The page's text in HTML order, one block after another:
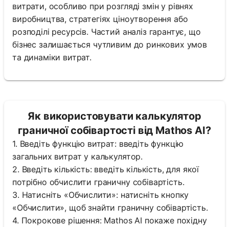
витрати, особливо при розгляді змін у рівнях
виробництва, стратегіях ціноутворення або
розподілі ресурсів. Частий аналіз гарантує, що
бізнес залишається чутливим до ринкових умов
та динаміки витрат.
Як використовувати калькулятор
граничної собівартості від Mathos AI?
1. Введіть функцію витрат: введіть функцію
загальних витрат у калькулятор.
2. Введіть кількість: введіть кількість, для якої
потрібно обчислити граничну собівартість.
3. Натисніть «Обчислити»: натисніть кнопку
«Обчислити», щоб знайти граничну собівартість.
4. Покрокове рішення: Mathos AI покаже похідну